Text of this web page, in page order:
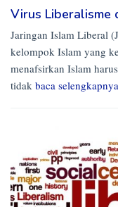
Virus Liberalisme
Jaringan Islam Liberal
kelompok Islam yang
menafsirkan Islam
tidak baca selengkapnya